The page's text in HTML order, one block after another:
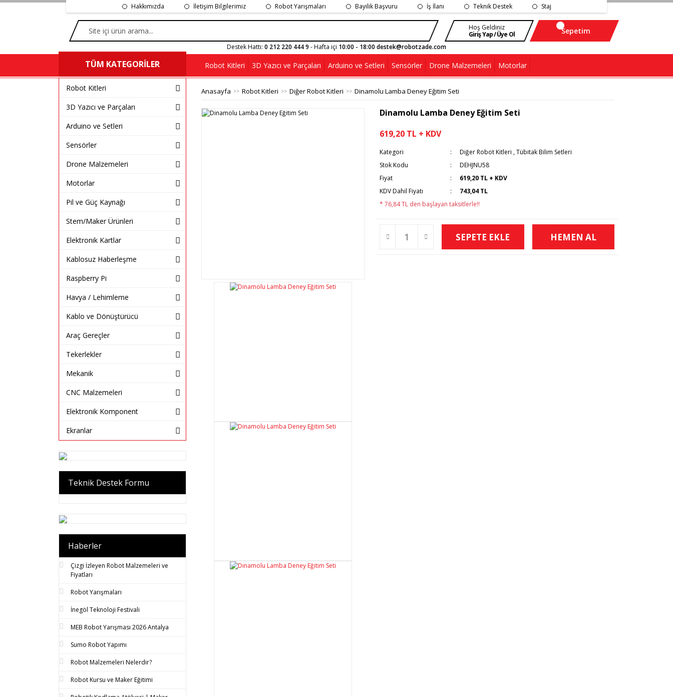
Hakkımızda İletişim Bilgilerimiz Robot Yarışmaları Bayilik Başvuru İş İlanı Teknik Destek Staj
Hoş Geldiniz
Giriş Yap / Üye Ol
Sepetim
Destek Hattı: 0 212 220 444 9 - Hafta içi 10:00 - 18:00 destek@robotzade.com
TÜM KATEGORİLER Robot Kitleri 3D Yazıcı ve Parçaları Arduino ve Setleri Sensörler Drone Malzemeleri Motorlar
Robot Kitleri
3D Yazıcı ve Parçaları
Arduino ve Setleri
Sensörler
Drone Malzemeleri
Motorlar
Pil ve Güç Kaynağı
Stem/Maker Ürünleri
Elektronik Kartlar
Kablosuz Haberleşme
Raspberry Pi
Havya / Lehimleme
Kablo ve Dönüştürücü
Araç Gereçler
Tekerlekler
Mekanik
CNC Malzemeleri
Elektronik Komponent
Ekranlar
Teknik Destek Formu
Haberler
Çizgi İzleyen Robot Malzemeleri ve
Fiyatları
Robot Yarışmaları
İnegöl Teknoloji Festivali
MEB Robot Yarışması 2026 Antalya
Sumo Robot Yapımı
Robot Malzemeleri Nelerdir?
Robot Kursu ve Maker Eğitimi
Anasayfa Robot Kitleri Diğer Robot Kitleri Dinamolu Lamba Deney Eğitim Seti
Dinamolu Lamba Deney Eğitim Seti
619,20 TL + KDV
Kategori Diğer Robot Kitleri ,Tübitak Bilim Setleri
Stok Kodu
DEHJNU58
Fiyat
619,20 TL + KDV
KDV Dahil Fiyatı
743,04 TL
* 76,84 TL den başlayan taksitlerle!!
SEPETE EKLE HEMEN AL